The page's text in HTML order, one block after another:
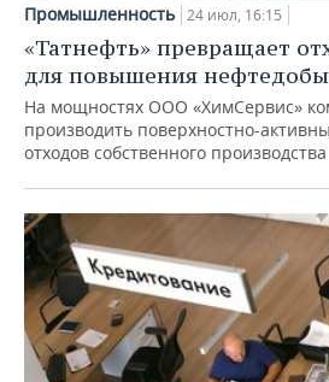
Промышленность 24 июл, 16:15
«Татнефть» превращает
для повышения
На мощностях ООО «ХимСервис»
производить поверхностно-
отходов собственного производства